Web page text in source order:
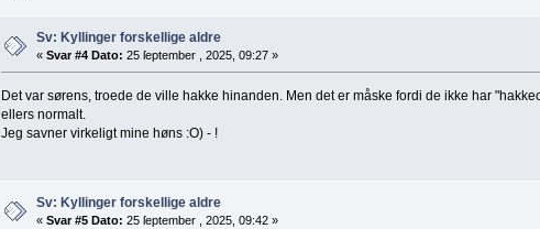
Sv: Kyllinger forskellige aldre
« Svar #4 Dato: 25 ſeptember , 2025, 09:27 »
Det var sørens, troede de ville hakke hinanden. Men det er måske fordi de ikke har
ellers normalt.
Jeg savner virkeligt mine høns :O) - !
Sv: Kyllinger forskellige aldre
« Svar #5 Dato: 25 ſeptember , 2025, 09:42 »